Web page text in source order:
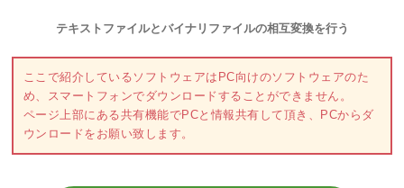
テキストファイルとバイナリファイルの相互変換を行う
ここで紹介しているソフトウェアはPC向けのソフトウェアのた
め、スマートフォンでダウンロードすることができません。
ページ上部にある共有機能でPCと情報共有して頂き、PCからダ
ウンロードをお願い致します。